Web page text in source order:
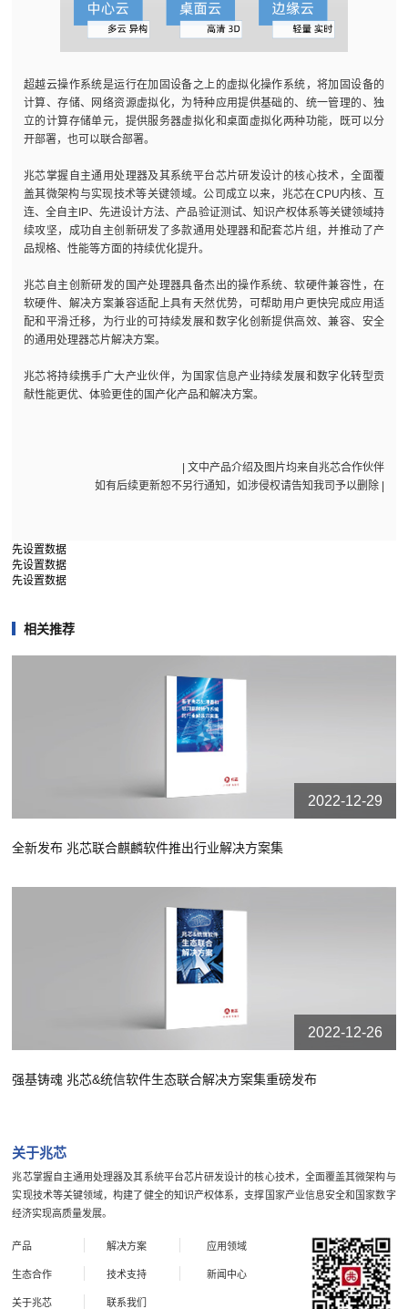
超越云操作系统是运行在加固设备之上的虚拟化操作系统，将加固设备的
计算、存储、网络资源虚拟化，为特种应用提供基础的、统一管理的、独
立的计算存储单元，提供服务器虚拟化和桌面虚拟化两种功能，既可以分
开部署，也可以联合部署。
兆芯掌握自主通用处理器及其系统平台芯片研发设计的核心技术，全面覆
盖其微架构与实现技术等关键领域。公司成立以来，兆芯在CPU内核、互
连、全自主IP、先进设计方法、产品验证测试、知识产权体系等关键领域持
续攻坚，成功自主创新研发了多款通用处理器和配套芯片组，并推动了产
品规格、性能等方面的持续优化提升。
兆芯自主创新研发的国产处理器具备杰出的操作系统、软硬件兼容性，在
软硬件、解决方案兼容适配上具有天然优势，可帮助用户更快完成应用适
配和平滑迁移，为行业的可持续发展和数字化创新提供高效、兼容、安全
的通用处理器芯片解决方案。
兆芯将持续携手广大产业伙伴，为国家信息产业持续发展和数字化转型贡
献性能更优、体验更佳的国产化产品和解决方案。
| 文中产品介绍及图片均来自兆芯合作伙伴
如有后续更新恕不另行通知，如涉侵权请告知我司予以删除 |
先设置数据
先设置数据
先设置数据
相关推荐
2022-12-29
全新发布 兆芯联合麒麟软件推出行业解决方案集
2022-12-26
强基铸魂 兆芯&统信软件生态联合解决方案集重磅发布
关于兆芯
兆芯掌握自主通用处理器及其系统平台芯片研发设计的核心技术，全面覆盖其微架构与
实现技术等关键领域，构建了健全的知识产权体系，支撑国家产业信息安全和国家数字
经济实现高质量发展。
产品 解决方案 应用领域
生态合作 技术支持 新闻中心
关于兆芯 联系我们